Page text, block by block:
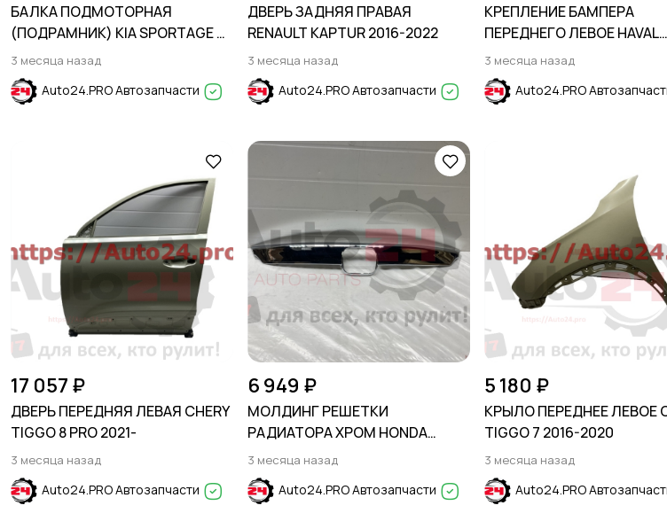
БАЛКА ПОДМОТОРНАЯ
(ПОДРАМНИК) KIA SPORTAGE SL
2010-2015
3 месяца назад
Auto24.PRO Автозапчасти
ДВЕРЬ ЗАДНЯЯ ПРАВАЯ
RENAULT KAPTUR 2016-2022
3 месяца назад
Auto24.PRO Автозапчасти
КРЕПЛЕНИЕ БАМПЕРА
ПЕРЕДНЕГО ЛЕВОЕ HAVAL
JOLION 2021-
3 месяца назад
Auto24.PRO
17 057 ₽
ДВЕРЬ ПЕРЕДНЯЯ ЛЕВАЯ CHERY
TIGGO 8 PRO 2021-
3 месяца назад
Auto24.PRO Автозапчасти
6 949 ₽
МОЛДИНГ РЕШЕТКИ
РАДИАТОРА ХРОМ HONDA
ACCORD X 2020-2023
3 месяца назад
Auto24.PRO Автозапчасти
5 180 ₽
КРЫЛО ПЕРЕДНЕЕ ЛЕВОЕ
TIGGO 7 2016-2020
3 месяца назад
Auto24.PRO